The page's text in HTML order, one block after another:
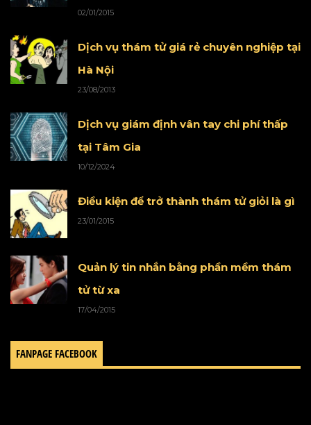
02/01/2015
Dịch vụ thám tử giá rẻ chuyên nghiệp tại
Hà Nội
23/08/2013
Dịch vụ giám định vân tay chi phí thấp
tại Tâm Gia
10/12/2024
Điều kiện để trở thành thám tử giỏi là gì
23/01/2015
Quản lý tin nhắn bằng phần mềm thám
tử từ xa
17/04/2015
FANPAGE FACEBOOK